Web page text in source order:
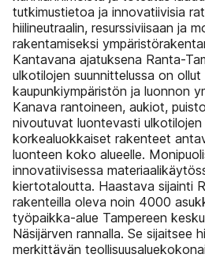
tutkimustietoa ja innovatiivisia
hiilineutraalin, resurssiviisaan ja
rakentamiseksi
Kantavana ajatuksena Ranta-
ulkotilojen suunnittelussa on ollut
kaupunkiympäristön ja luonnon­
Kanava rantoineen, aukiot,
nivoutuvat luontevasti ulkotilojen
korkealuokkaiset rakenteet
luonteen koko alueelle.
innovatiivisessa
kiertotaloutta. Haastava sijainti
rakenteilla oleva noin 4000
työpaikka-alue Tampereen
Näsijärven rannalla. Se sijaitsee
merkittävän